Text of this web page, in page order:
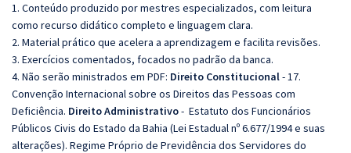
1. Conteúdo produzido por mestres especializados, com leitura
como recurso didático completo e linguagem clara.
2. Material prático que acelera a aprendizagem e facilita revisões.
3. Exercícios comentados, focados no padrão da banca.
4. Não serão ministrados em PDF: Direito Constitucional-17.
Convenção Internacional sobre os Direitos das Pessoas com
Deficiência. Direito Administrativo- Estatuto dos Funcionários
Públicos Civis do Estado da Bahia (Lei Estadual nº 6.677/1994 e suas
alterações). Regime Próprio de Previdência dos Servidores do